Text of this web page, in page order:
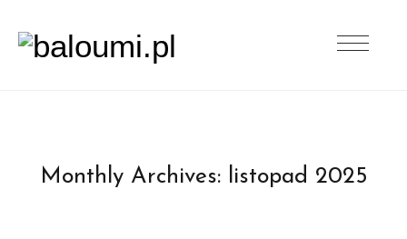
Monthly Archives: listopad 2025